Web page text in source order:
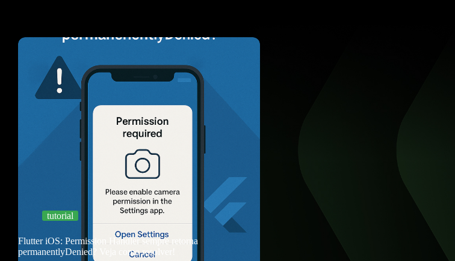
tutorial
Flutter iOS: Permission Handler sempre retorna
permanentlyDenied? Veja como resolver!